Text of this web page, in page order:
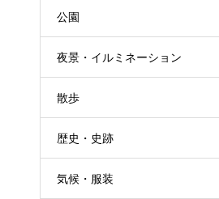
公園
夜景・イルミネーション
散歩
歴史・史跡
気候・服装